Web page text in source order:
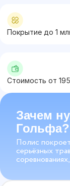
Покрытие до 1
Стоимость от 195
Зачем
Гольфа?
Полис
серьёзных